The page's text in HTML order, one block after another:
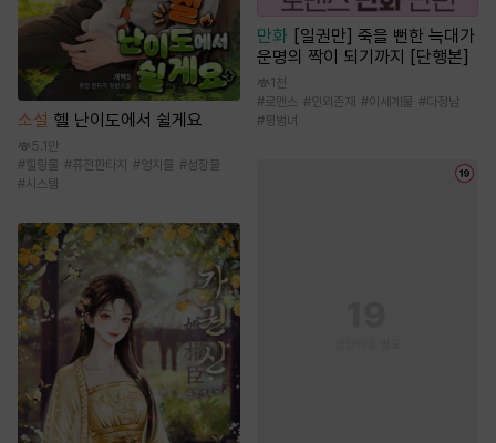
소설 헬 난이도에서 쉴게요
5.1만
# 힐링물 #퓨전판타지 #영지물 #성장물
#시스템
만화 [일권만] 죽을 뻔한 늑대가
운명의 짝이 되기까지 [단행본]
1천
#로맨스 #인외존재 #이세계물 #다정남
#평범녀